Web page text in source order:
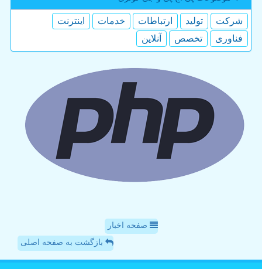
شركت تولید ارتباطات خدمات
اینترنت
فناوری
تخصص آنلاین
صفحه اخبار
بازگشت به صفحه اصلی